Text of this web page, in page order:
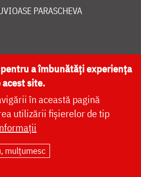
PARASCHEVA
a îmbunătăți experiența
site.
în această pagină
utilizării fișierelor de tip
mulțumesc